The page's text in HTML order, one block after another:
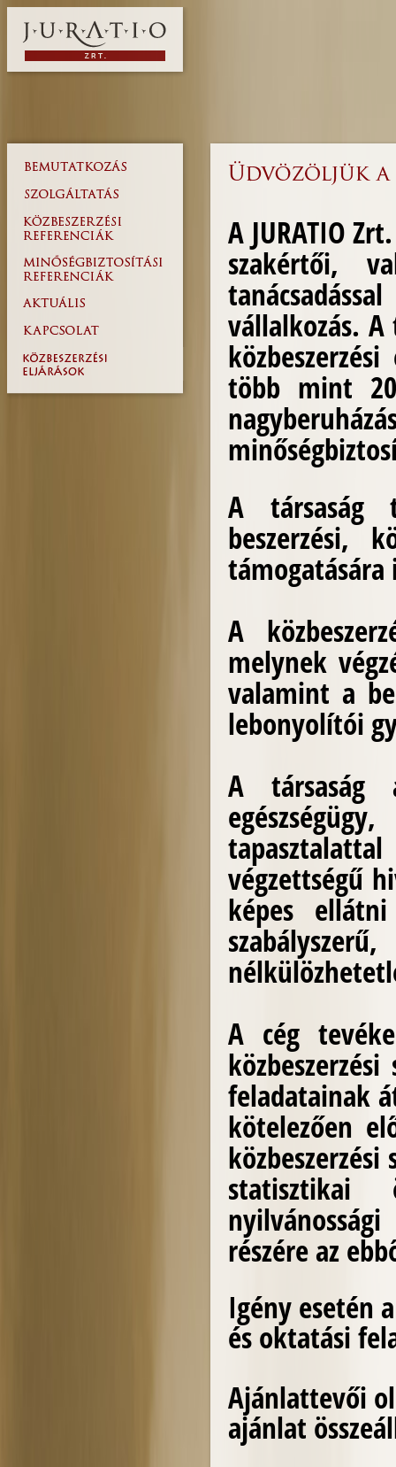
A JURATIO
szakértői,
vállalkozás. A
több mint
A társaság
beszerzési,
A
melynek
valamint a
lebonyolítói
A társaság
végzettségű
képes
A cég
feladatainak
kötelezően
statisztikai
részére az
Igény esetén
és oktatási
Ajánlattevői
ajánlat